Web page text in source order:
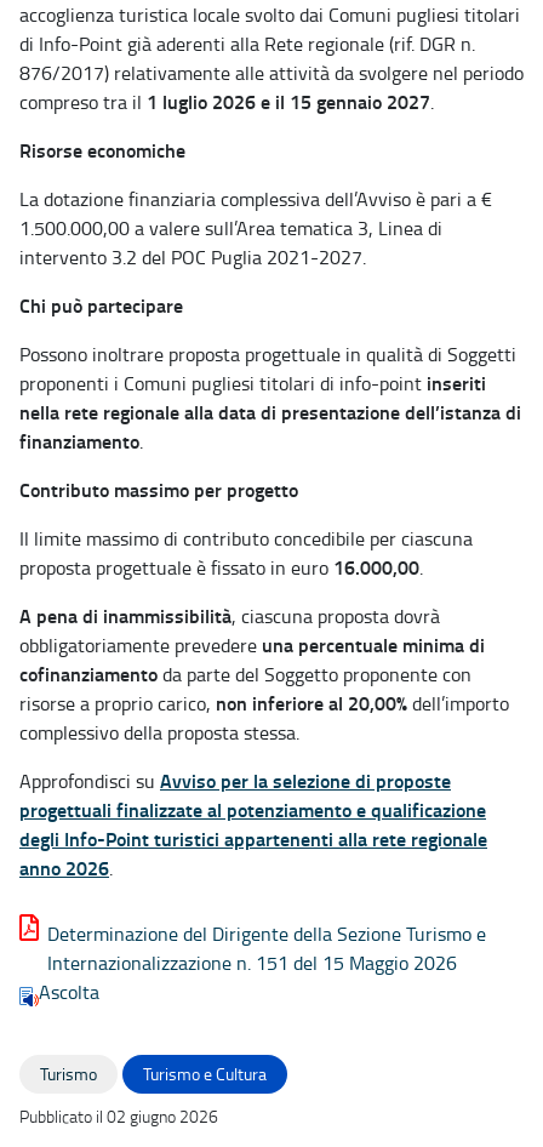
accoglienza turistica locale svolto dai Comuni pugliesi titolari
di Info-Point già aderenti alla Rete regionale (rif. DGR n.
876/2017) relativamente alle attività da svolgere nel periodo
compreso tra il 1 luglio 2026 e il 15 gennaio 2027.
Risorse economiche
La dotazione finanziaria complessiva dell’Avviso è pari a €
1.500.000,00 a valere sull’Area tematica 3, Linea di
intervento 3.2 del POC Puglia 2021-2027.
Chi può partecipare
Possono inoltrare proposta progettuale in qualità di Soggetti
proponenti i Comuni pugliesi titolari di info-point inseriti
nella rete regionale alla data di presentazione dell’istanza di
finanziamento.
Contributo massimo per progetto
Il limite massimo di contributo concedibile per ciascuna
proposta progettuale è fissato in euro 16.000,00.
A pena di inammissibilità, ciascuna proposta dovrà
obbligatoriamente prevedere una percentuale minima di
cofinanziamentoda parte del Soggetto proponente con
risorse a proprio carico, non inferiore al 20,00%dell’importo
complessivo della proposta stessa.
Approfondisci su Avviso per la selezione di proposte
progettuali finalizzate al potenziamento e qualificazione
degli Info-Point turistici appartenenti alla rete regionale
anno 2026.
Determinazione del Dirigente della Sezione Turismo e
Internazionalizzazione n. 151 del 15 Maggio 2026
Ascolta
Turismo
Turismo e Cultura
Pubblicato il 02 giugno 2026